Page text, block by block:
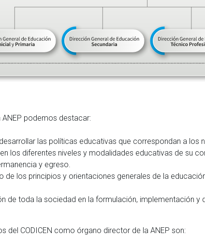
podemos destacar:
las políticas educativas que correspondan a los
los diferentes niveles y modalidades educativas de su
y egreso.
de los principios y orientaciones generales de la
de toda la sociedad en la formulación, implementación y
del CODICEN como órgano director de la ANEP son: